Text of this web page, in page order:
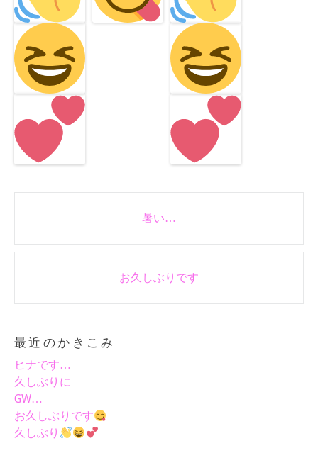
暑い…
お久しぶりです
最近のかきこみ
ヒナです…
久しぶりに
GW…
お久しぶりです
久しぶり